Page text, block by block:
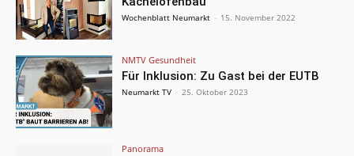
Wochenblatt Neumarkt - 15. November 2022
NMTV Gesundheit
Für Inklusion: Zu Gast bei der EUTB
Neumarkt TV - 25. Oktober 2023
Panorama